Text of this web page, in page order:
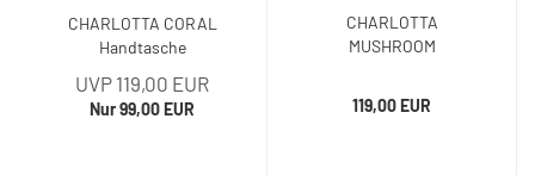
CHARLOTTA CORAL
Handtasche
UVP 119,00 EUR
Nur 99,00 EUR
CHARLOTTA
MUSHROOM
119,00 EUR